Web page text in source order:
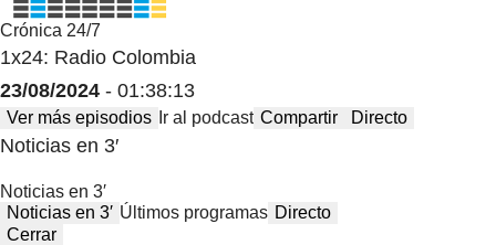
Crónica 24/7
1x24: Radio Colombia
23/08/2024 - 01:38:13
Ver más episodios Ir al podcast Compartir Directo
Noticias en 3′
Noticias en 3′
Noticias en 3′ Últimos programas Directo
Cerrar